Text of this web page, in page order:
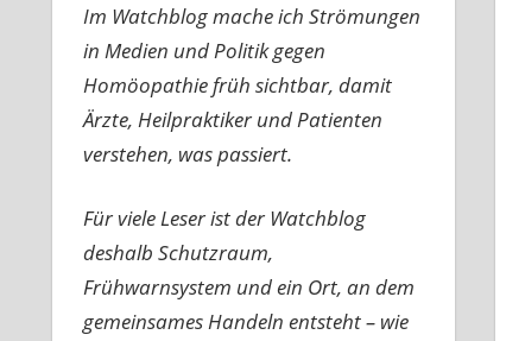
Im Watchblog mache ich Strömungen
in Medien und Politik gegen
Homöopathie früh sichtbar, damit
Ärzte, Heilpraktiker und Patienten
verstehen, was passiert.
Für viele Leser ist der Watchblog
deshalb Schutzraum,
Frühwarnsystem und ein Ort, an dem
gemeinsames Handeln entsteht – wie